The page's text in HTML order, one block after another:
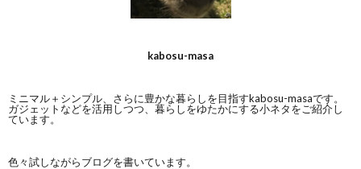
kabosu-masa
ミニマル＋シンプル、さらに豊かな暮らしを目指すkabosu-masaです。
ガジェットなどを活用しつつ、暮らしをゆたかにする小ネタをご紹介し
ています。
色々試しながらブログを書いています。